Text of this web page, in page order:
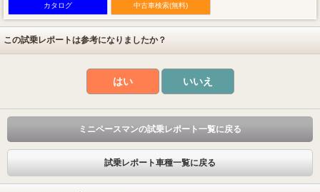
カタログ 中古車検索(無料)
この試乗レポートは参考になりましたか？
はい いいえ
ミニペースマンの試乗レポート一覧に戻る
試乗レポート車種一覧に戻る